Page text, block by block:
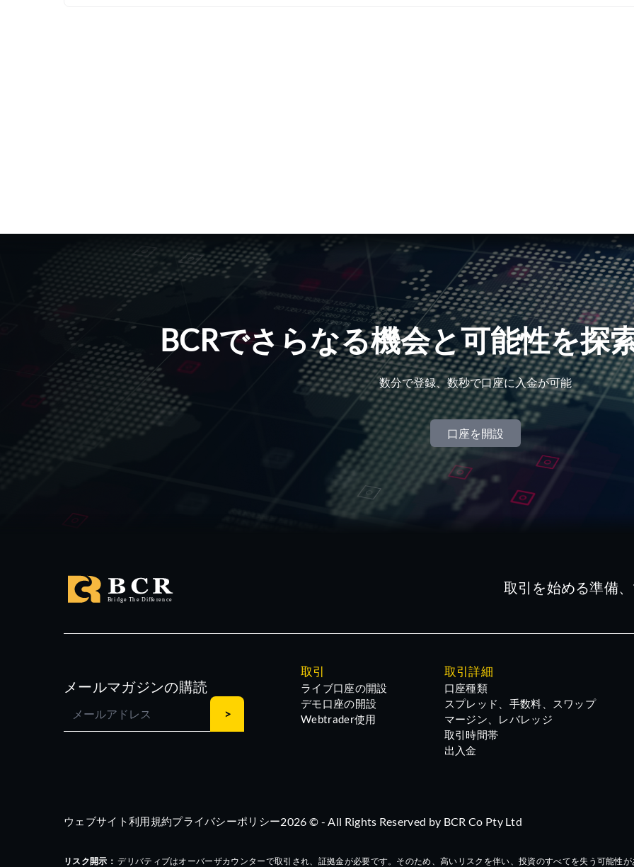
EUR/USDの価格予測：買い手は100日SMAを超えるブレイクを注視
17:37:26米国のNFPが平凡な結果だったため、金が上昇し、連邦準備制度の利上げ予想を打ち砕く。
17:37:00 AIxCryptoホールディングス、2026年第2四半期の業績を報告
17:34:12Kodiak Gas Services社（KGS）2026年第2四半期決算説明会記録
17:34:10 マニトワック カンパニー株式会社（MTW）2026年第2四半期 決算発表電話会議記録
ブーストラン、第2四半期2026年の財務結果発表電話会議の日程を発表
17:30:11 Ripplingが数か月で数百万ドルをAIに費やした後、従業員ROIツールを構築しました。
17:30:00Kaplan Foxは、Datavault AI Inc. (DVLT) の投資家に対し、2026年10月5日までにリーダーシップ
17:25:00 Theralase(R) ストックオプションを付与
BCRでさらなる機会と可能性を探
数分で登録、数秒で口座に入金が可能
口座を開設
取引を始める準備
メールマガジンの購読
取引
ライブ口座の開設
デモ口座の開設
Webtrader使用
取引詳細
口座種類
スプレッド、手数料、スワップ
マージン、レバレッジ
取引時間帯
出入金
ウェブサイト利用規約プライバシーポリシー2026 © - All Rights Reserved by BCR Co Pty Ltd
リスク開示： デリバティブはオーバーザカウンターで取引され、証拠金が必要です。そのため、高いリスクを伴い、投資のすべてを失う可能性